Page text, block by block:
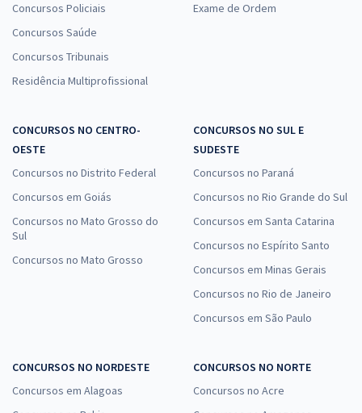
Concursos Policiais
Concursos Saúde
Concursos Tribunais
Residência Multiprofissional
Exame de Ordem
CONCURSOS NO CENTRO-
OESTE
Concursos no Distrito Federal
Concursos em Goiás
Concursos no Mato Grosso do
Sul
Concursos no Mato Grosso
CONCURSOS NO SUL E
SUDESTE
Concursos no Paraná
Concursos no Rio Grande do Sul
Concursos em Santa Catarina
Concursos no Espírito Santo
Concursos em Minas Gerais
Concursos no Rio de Janeiro
Concursos em São Paulo
CONCURSOS NO NORDESTE
Concursos em Alagoas
CONCURSOS NO NORTE
Concursos no Acre